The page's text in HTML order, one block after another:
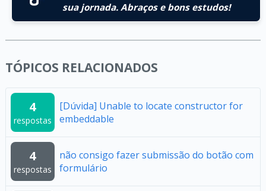
sua jornada. Abraços e bons estudos!
TÓPICOS RELACIONADOS
4
respostas
[Dúvida] Unable to locate constructor for
embeddable
4
respostas
não consigo fazer submissão do botão com
formulário